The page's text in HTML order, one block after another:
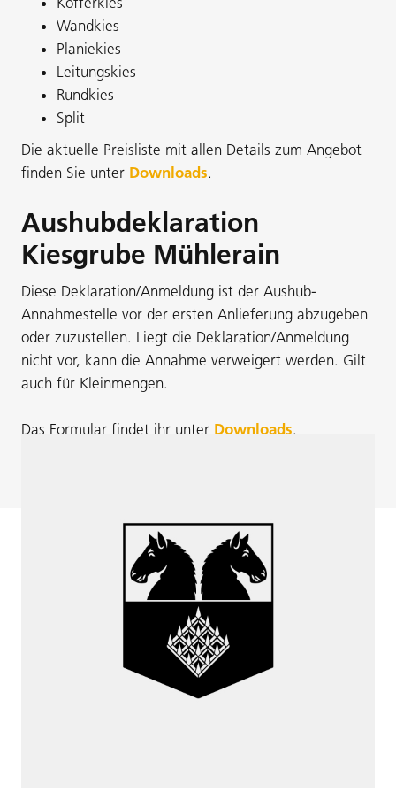
Wandkies
Planiekies
Leitungskies
Rundkies
Split
Die aktuelle Preisliste mit allen Details zum Angebot
finden Sie unter Downloads.
Aushubdeklaration
Kiesgrube Mühlerain
Diese Deklaration/Anmeldung ist der Aushub-
Annahmestelle vor der ersten Anlieferung abzugeben
oder zuzustellen. Liegt die Deklaration/Anmeldung
nicht vor, kann die Annahme verweigert werden. Gilt
auch für Kleinmengen.
Das Formular findet ihr unter Downloads.
Für Sie da